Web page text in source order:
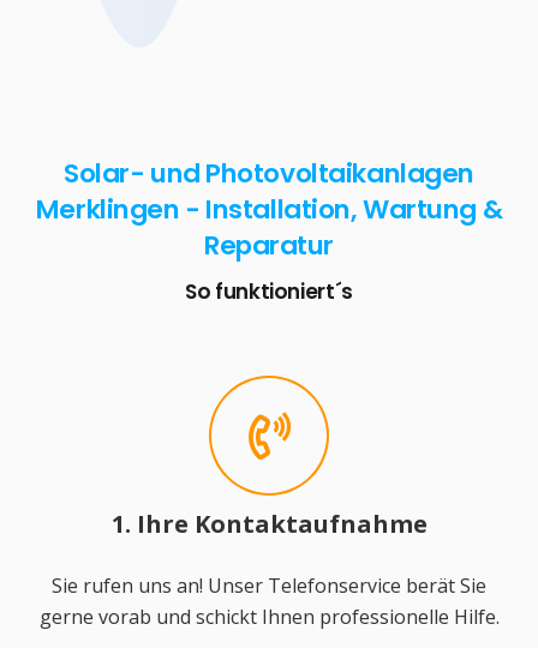
Solar- und Photovoltaikanlagen
Merklingen - Installation, Wartung &
Reparatur
So funktioniert´s
1. Ihre Kontaktaufnahme
Sie rufen uns an! Unser Telefonservice berät Sie
gerne vorab und schickt Ihnen professionelle Hilfe.